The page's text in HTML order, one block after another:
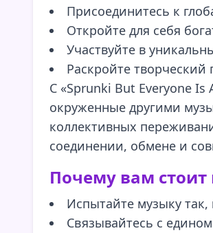
Присоединитесь к
Откройте для себя
Участвуйте в
Раскройте
С «Sprunki But Everyone
окруженные другими
коллективных
соединении, обмене и
Почему вам стоит
Испытайте музыку так,
Связывайтесь с